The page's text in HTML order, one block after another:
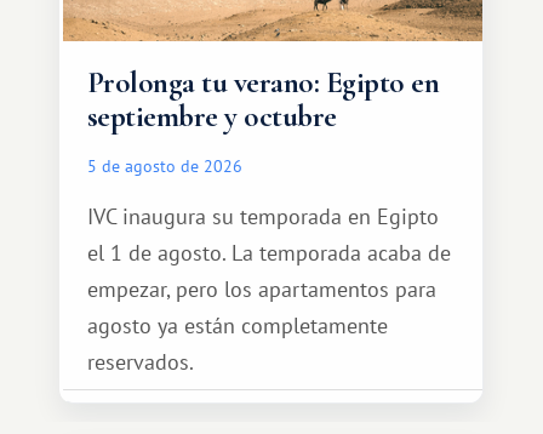
Prolonga tu verano: Egipto en
septiembre y octubre
5 de agosto de 2026
IVC inaugura su temporada en Egipto
el 1 de agosto. La temporada acaba de
empezar, pero los apartamentos para
agosto ya están completamente
reservados.